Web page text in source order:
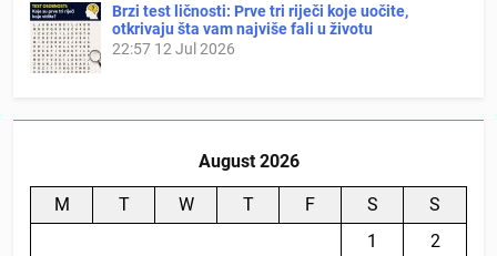
Brzi test ličnosti: Prve tri riječi koje uočite,
otkrivaju šta vam najviše fali u životu
22:57 12 Jul 2026
August 2026
M T W T F S
S
1
2